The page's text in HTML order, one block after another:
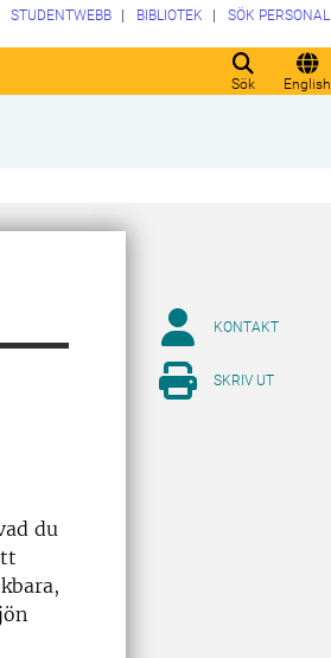
Sök English
STUDENTWEBB BIBLIOTEK SÖK PERSONAL
du
KONTAKT
SKRIV UT